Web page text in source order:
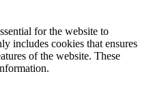
for the website to
includes cookies that ensures
of the website. These